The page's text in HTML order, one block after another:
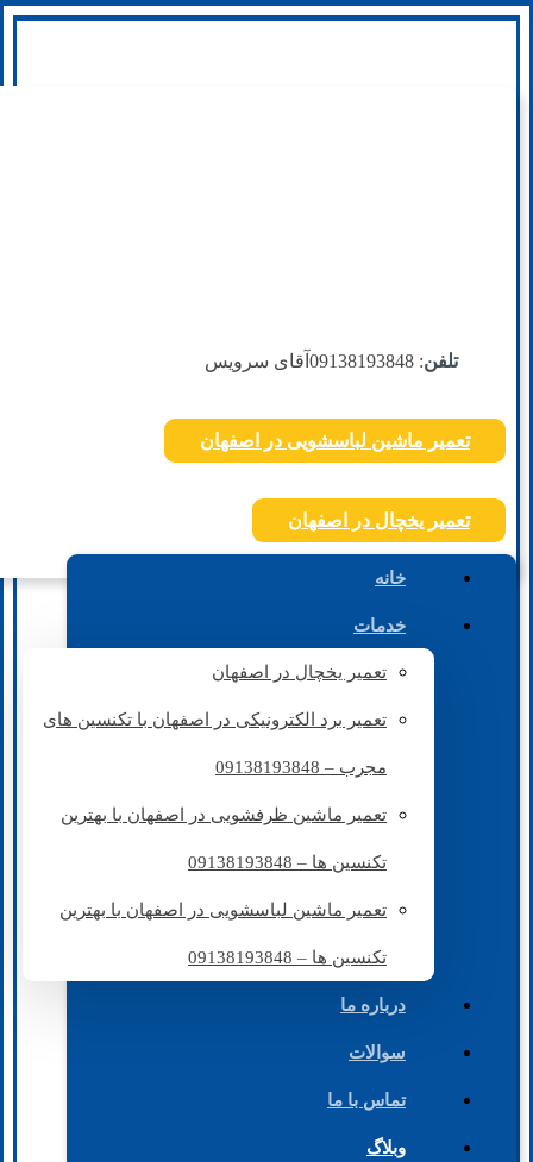
تلفن: 09138193848 آقای سرویس
تعمیر ماشین لباسشویی در اصفهان
تعمیر یخچال در اصفهان
خانه
خدمات
تعمیر یخچال در اصفهان
تعمیر برد الکترونیکی در اصفهان با تکنسین های
مجرب – 09138193848
تعمیر ماشین ظرفشویی در اصفهان با بهترین
تکنسین ها – 09138193848
تعمیر ماشین لباسشویی در اصفهان با بهترین
تکنسین ها – 09138193848
درباره ما
سوالات
تماس با ما
وبلاگ